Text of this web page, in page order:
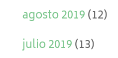
agosto 2019(12)
julio 2019(13)